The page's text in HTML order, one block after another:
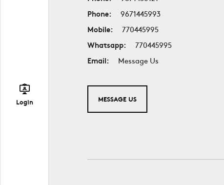
Login
Phone:
9671445993
Mobile:
770445995
Whatsapp:
770445995
Email:
Message Us
MESSAGE US